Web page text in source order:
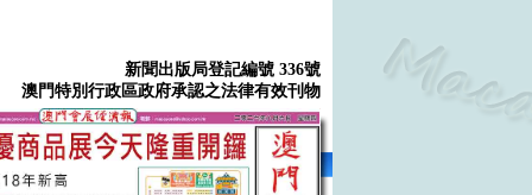
新聞出版局登記編號 336號
澳門特別行政區政府承認之法律有效刊物